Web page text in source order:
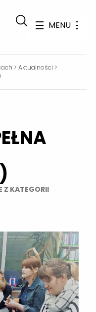
MENU
> Aktualności >
Z KATEGORII